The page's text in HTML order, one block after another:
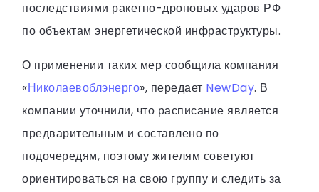
последствиями ракетно-дроновых ударов РФ
по объектам энергетической инфраструктуры.
О применении таких мер сообщила компания
«Николаевоблэнерго», передает NewDay. В
компании уточнили, что расписание является
предварительным и составлено по
подочередям, поэтому жителям советуют
ориентироваться на свою группу и следить за